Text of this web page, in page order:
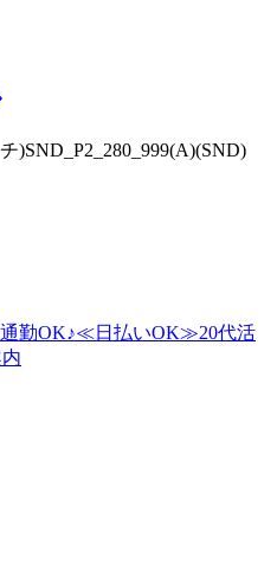
)SND_P2_280_999(A)(SND)
通勤OK♪≪日払いOK≫20代活